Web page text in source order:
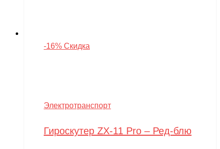
-16% Скидка
Электротранспорт
Гироскутер ZX-11 Pro – Ред-блю